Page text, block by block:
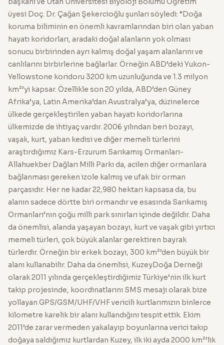
üyesi Doç. Dr. Çağan Şekercioğlu şunları söyledi: “Doğa
koruma biliminin en önemli kavramlarından biri olan yaban
hayatı koridorları, aradaki doğal alanların yok olması
sonucu birbirinden ayrı kalmış doğal yaşam alanlarını ve
canlılarını birbirlerine bağlarlar. Örneğin ABD’deki Yukon-
Yellowstone koridoru 3200 km uzunluğunda ve 1.3 milyon
km²’yi kapsar. Özellikle son 20 yılda, ABD’den Güney
Afrika’ya, Latin Amerika’dan Avustralya’ya, düzinelerce
ülkede gerçekleştirilen yaban hayatı koridorlarına
ülkemizde de ihtiyaç vardır. 2006 yılından beri bozayı,
vaşak, kurt, yaban kedisi ve diğer memeli türlerini
araştırdığımız Kars-Erzurum Sarıkamış Ormanları-
Allahuekber Dağları Milli Parkı da, acilen diğer ormanlara
bağlanması gereken izole kalmış ve ufak bir orman
parçasıdır. Her ne kadar 22,980 hektarı kapsasa da, bu
alanın sadece dörtte biri ormandır ve esasında Sarıkamış
Ormanları’nın çoğu milli park sınırları içinde değildir. Daha
da önemlisi, alanda yaşayan bozayı, kurt ve vaşak gibi yırtıcı
memeli türleri, çok büyük alanlar gerektiren bayrak
türlerdir. Örneğin bir erkek bozayı, 300 km²’den büyük bir
alanı kullanabilir. Daha da önemlisi, KuzeyDoğa Derneği
olarak 2011 yılında gerçekleştirdiğimiz Türkiye’nin ilk kurt
takip projesinde, koordinatlarını SMS mesajı olarak bize
yollayan GPS/GSM/UHF/VHF vericili kurtlarımızın binlerce
kilometre karelik bir alanı kullandığını tespit ettik. Ekim
2011’de zarar vermeden yakalayıp boyunlarına verici takıp
doğaya saldığımız kurtlardan Kuzey, ilk iki ayda 2000 km²’lik